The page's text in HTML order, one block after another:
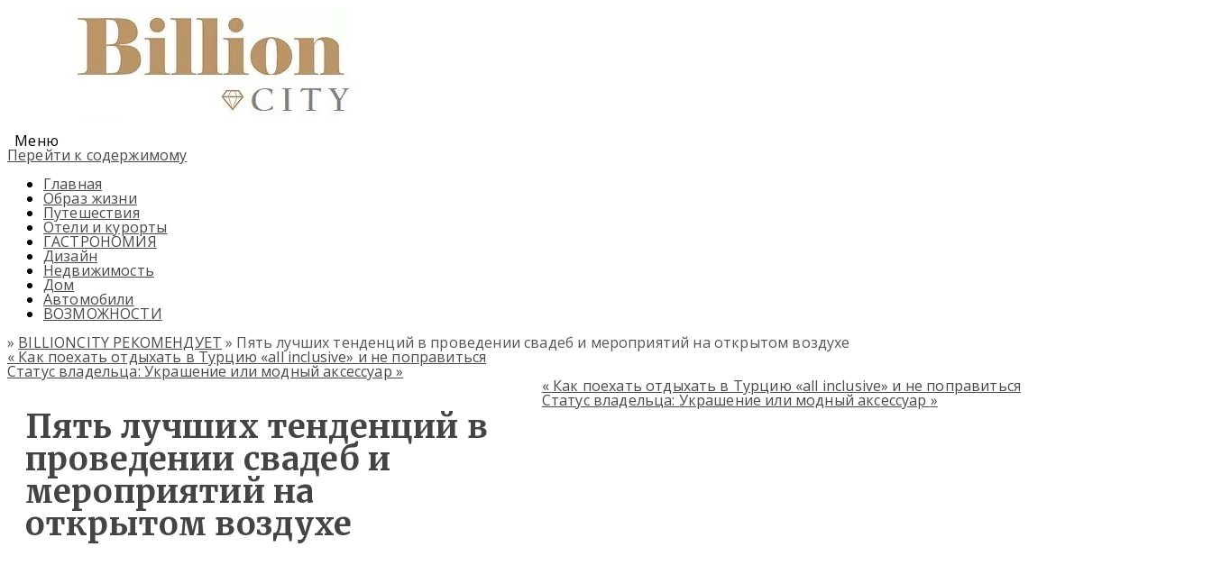
Меню
Перейти к содержимому
Главная
Образ жизни
Путешествия
Отели и курорты
ГАСТРОНОМИЯ
Дизайн
Недвижимость
Дом
Автомобили
ВОЗМОЖНОСТИ
» BILLIONCITY РЕКОМЕНДУЕТ » Пять лучших тенденций в проведении свадеб и мероприятий на открытом воздухе
« Как поехать отдыхать в Турцию «аll inclusive» и не поправиться
Статус владельца: Украшение или модный аксессуар »
Пять лучших тенденций в
проведении свадеб и
мероприятий на
открытом воздухе
«Как поехать отдыхать в Турцию «аll inclusive» и не поправиться
Статус владельца: Украшение или модный аксессуар »